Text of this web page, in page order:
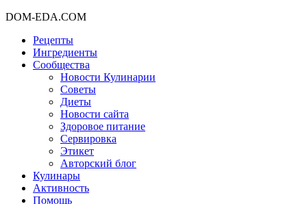
DOM-EDA.COM
Рецепты
Ингредиенты
Сообщества
Новости Кулинарии
Советы
Диеты
Новости сайта
Здоровое питание
Сервировка
Этикет
Авторский блог
Кулинары
Активность
Помощь